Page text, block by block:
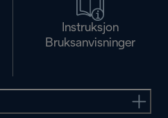
Instruksjon
Bruksanvisninger